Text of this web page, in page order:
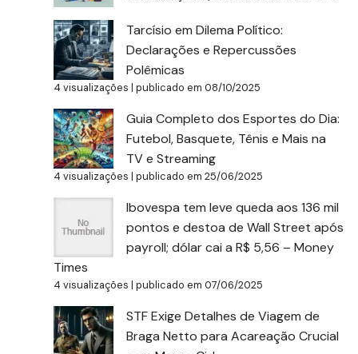
Tarcísio em Dilema Político:
Declarações e Repercussões
Polêmicas
4 visualizações |publicado em 08/10/2025
Guia Completo dos Esportes do Dia:
Futebol, Basquete, Tênis e Mais na
TV e Streaming
4 visualizações |publicado em 25/06/2025
Ibovespa tem leve queda aos 136 mil
pontos e destoa de Wall Street após
payroll; dólar cai a R$ 5,56 – Money
Times
4 visualizações |publicado em 07/06/2025
STF Exige Detalhes de Viagem de
Braga Netto para Acareação Crucial